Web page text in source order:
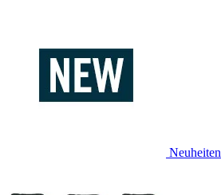
Neuheiten